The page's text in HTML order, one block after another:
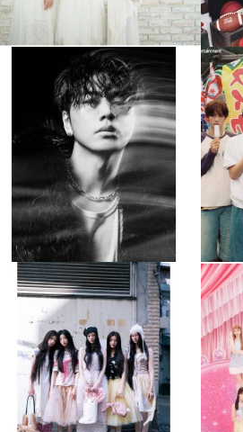
musicjapantv
💡8月特番放送決定！
...
8月 4
305 0
musicjapantv
💡8月特番放送決定！
8月 4
2 0